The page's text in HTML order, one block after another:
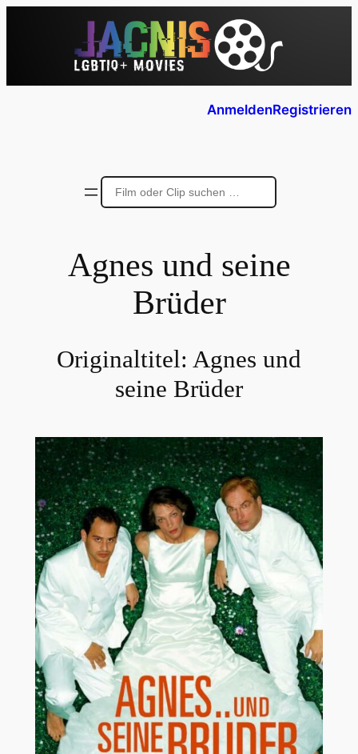
AnmeldenRegistrieren
Agnes und seine
Brüder
Originaltitel: Agnes und
seine Brüder